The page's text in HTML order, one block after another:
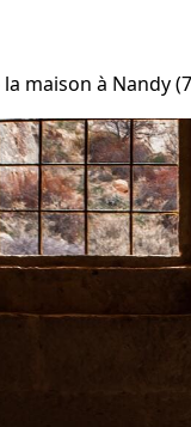
maison à Nandy